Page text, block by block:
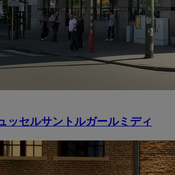
ッセルサントルガールミディ